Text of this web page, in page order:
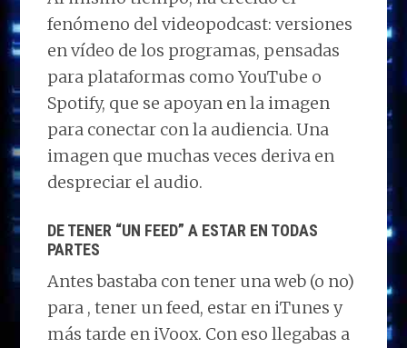
fenómeno del videopodcast: versiones
en vídeo de los programas, pensadas
para plataformas como YouTube o
Spotify, que se apoyan en la imagen
para conectar con la audiencia. Una
imagen que muchas veces deriva en
despreciar el audio.
DE TENER “UN FEED” A ESTAR EN TODAS
PARTES
Antes bastaba con tener una web (o no)
para , tener un feed, estar en iTunes y
más tarde en iVoox. Con eso llegabas a